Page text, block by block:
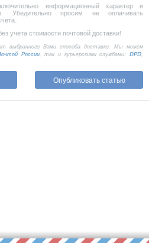
информационный характер и
Убедительно просим не оплачивать
учета стоимости почтовой доставки!
выбранного Вами способа доставки. Мы можем
России, так и курьерскими службами:DPD,
Опубликовать статью